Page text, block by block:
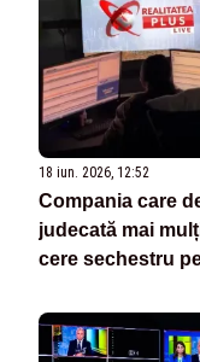
18 iun. 2026, 12:52
Compania care
judecată mai
cere sechestru